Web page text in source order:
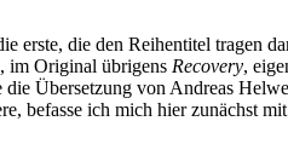
erste, die den Reihentitel tragen
, im Original übrigens Recovery,
Übersetzung von Andreas
befasse ich mich hier zunächst mit